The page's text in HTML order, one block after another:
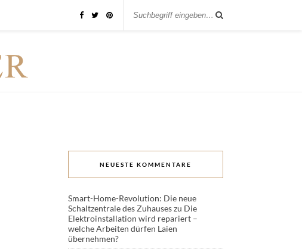
NEUESTE KOMMENTARE
Smart-Home-Revolution: Die neue
Schaltzentrale des Zuhauseszu Die
Elektroinstallation wird repariert –
welche Arbeiten dürfen Laien
übernehmen?